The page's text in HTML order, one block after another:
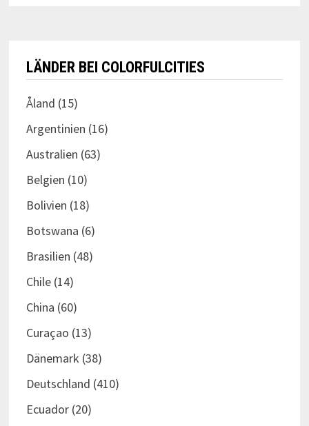
LÄNDER BEI COLORFULCITIES
Åland (15)
Argentinien (16)
Australien (63)
Belgien (10)
Bolivien (18)
Botswana (6)
Brasilien (48)
Chile(14)
China (60)
Curaçao (13)
Dänemark (38)
Deutschland (410)
Ecuador(20)